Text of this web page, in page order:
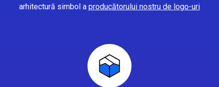
arhitectură simbol a producătorului nostru de logo-uri